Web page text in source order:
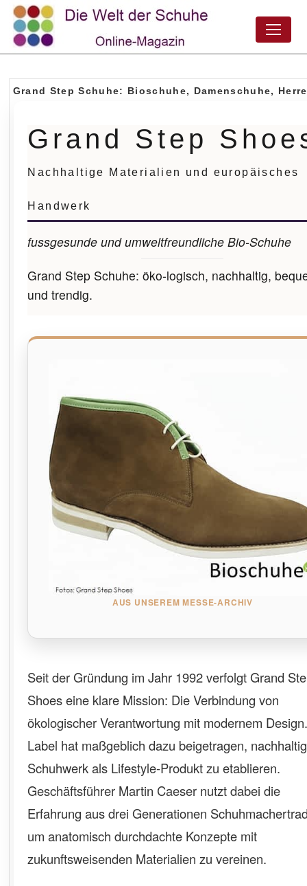
Grand Step Schuhe: Bioschuhe, Damenschuhe,
Grand Step
Nachhaltige Materialien und europäisches
Handwerk
fussgesunde und umweltfreundliche Bio-Schuhe
Grand Step Schuhe: öko-logisch, nachhaltig,
und trendig.
AUS UNSEREM MESSE-ARCHIV
Seit der Gründung im Jahr 1992 verfolgt Grand
Shoes eine klare Mission: Die Verbindung von
ökologischer Verantwortung mit modernem
Label hat maßgeblich dazu beigetragen,
Schuhwerk als Lifestyle-Produkt zu etablieren.
Geschäftsführer Martin Caeser nutzt dabei die
Erfahrung aus drei Generationen
um anatomisch durchdachte Konzepte mit
zukunftsweisenden Materialien zu vereinen.